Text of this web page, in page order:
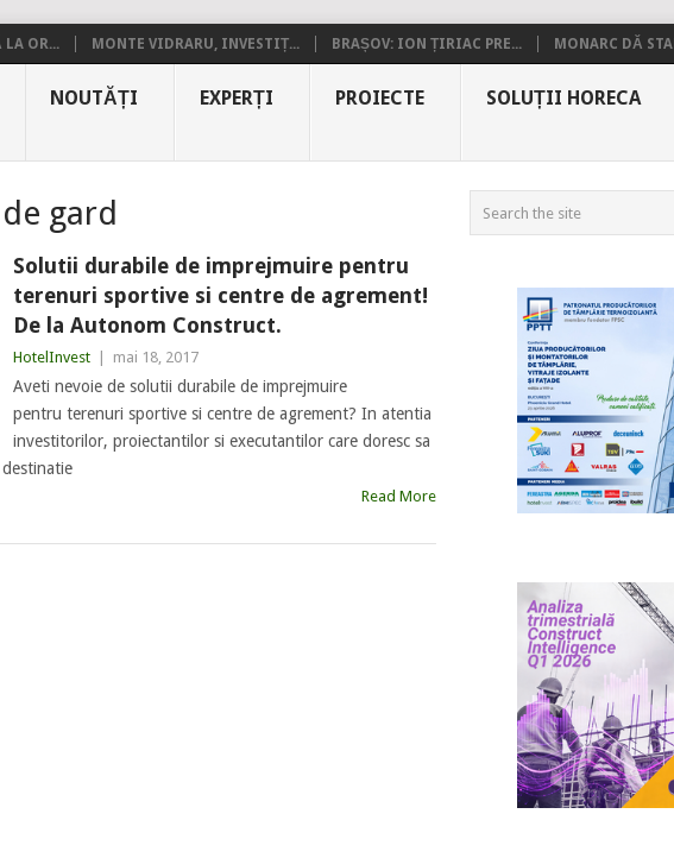
LA OR... MONTE VIDRARU, INVESTIȚ... BRAȘOV: ION ȚIRIAC PRE... MONARC DĂ
NOUTĂȚI EXPERȚI PROIECTE SOLUȚII HORECA
gard
Solutii durabile de imprejmuire pentru
terenuri sportive si centre de agrement!
De la Autonom Construct.
HotelInvest mai 18, 2017
Aveti nevoie de solutii durabile de imprejmuire
pentru terenuri sportive si centre de agrement? In atentia
investitorilor, proiectantilor si executantilor care doresc sa
Read More